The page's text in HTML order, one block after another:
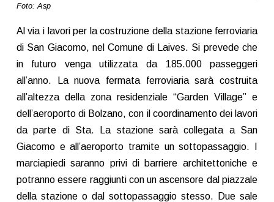
Foto: Asp
Al via i lavori per la costruzione della stazione ferroviaria
di San Giacomo, nel Comune di Laives. Si prevede che
in futuro venga utilizzata da 185.000 passeggeri
all’anno. La nuova fermata ferroviaria sarà costruita
all’altezza della zona residenziale “Garden Village” e
dell’aeroporto di Bolzano, con il coordinamento dei lavori
da parte di Sta. La stazione sarà collegata a San
Giacomo e all’aeroporto tramite un sottopassaggio. I
marciapiedi saranno privi di barriere architettoniche e
potranno essere raggiunti con un ascensore dal piazzale
della stazione o dal sottopassaggio stesso. Due sale